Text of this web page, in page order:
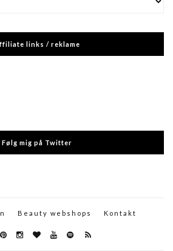
links / reklame
Følg mig på Twitter
Beauty webshops Kontakt